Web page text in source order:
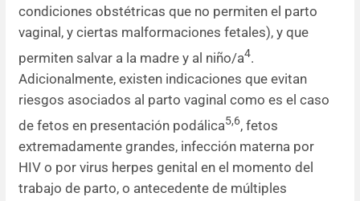
condiciones obstétricas que no permiten el parto
vaginal, y ciertas malformaciones fetales), y que
permiten salvar a la madre y al niño/a4.
Adicionalmente, existen indicaciones que evitan
riesgos asociados al parto vaginal como es el caso
de fetos en presentación podálica5,6, fetos
extremadamente grandes, infección materna por
HIV o por virus herpes genital en el momento del
trabajo de parto, o antecedente de múltiples